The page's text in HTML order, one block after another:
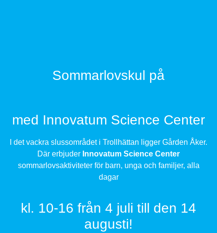
Sommarlovskul på
med Innovatum Science Center
I det vackra slussområdet i Trollhättan ligger Gården Åker.
Där erbjuder Innovatum Science Center
sommarlovsaktiviteter för barn, unga och familjer, alla
dagar
kl. 10-16 från 4 juli till den 14
augusti!